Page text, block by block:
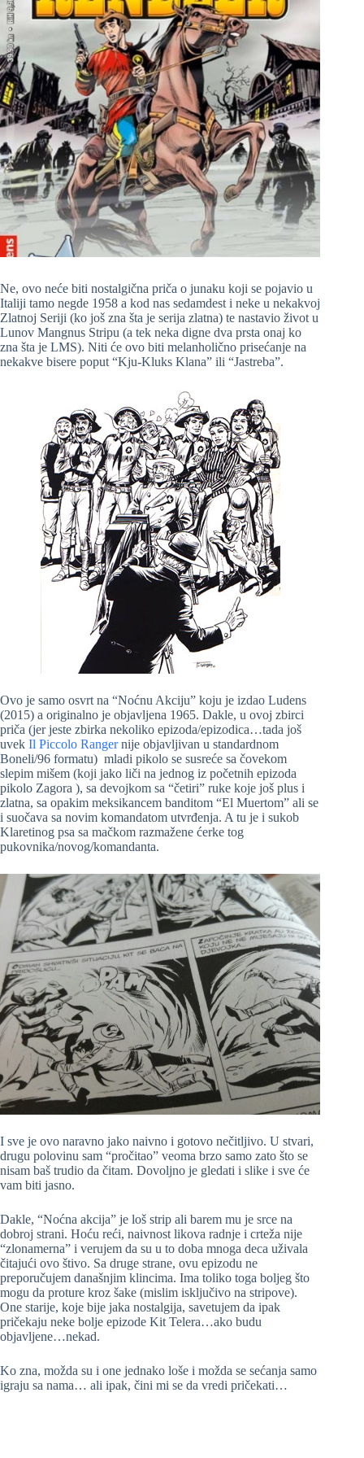
Ne, ovo neće biti nostalgična priča o junaku koji se pojavio u
Italiji tamo negde 1958 a kod nas sedamdest i neke u nekakvoj
Zlatnoj Seriji (ko još zna šta je serija zlatna) te nastavio život u
Lunov Mangnus Stripu (a tek neka digne dva prsta onaj ko
zna šta je LMS). Niti će ovo biti melanholično prisećanje na
nekakve bisere poput “Kju-Kluks Klana” ili “Jastreba”.
Ovo je samo osvrt na “Noćnu Akciju” koju je izdao Ludens
(2015) a originalno je objavljena 1965. Dakle, u ovoj zbirci
priča (jer jeste zbirka nekoliko epizoda/epizodica…tada još
uvek Il Piccolo Rangernije objavljivan u standardnom
Boneli/96 formatu) mladi pikolo se susreće sa čovekom
slepim mišem (koji jako liči na jednog iz početnih epizoda
pikolo Zagora ), sa devojkom sa “četiri” ruke koje još plus i
zlatna, sa opakim meksikancem banditom “El Muertom” ali se
i suočava sa novim komandatom utvrđenja. A tu je i sukob
Klaretinog psa sa mačkom razmažene ćerke tog
pukovnika/novog/komandanta.
I sve je ovo naravno jako naivno i gotovo nečitljivo. U stvari,
drugu polovinu sam “pročitao” veoma brzo samo zato što se
nisam baš trudio da čitam. Dovoljno je gledati i slike i sve će
vam biti jasno.
Dakle, “Noćna akcija” je loš strip ali barem mu je srce na
dobroj strani. Hoću reći, naivnost likova radnje i crteža nije
“zlonamerna” i verujem da su u to doba mnoga deca uživala
čitajući ovo štivo. Sa druge strane, ovu epizodu ne
preporučujem današnjim klincima. Ima toliko toga boljeg što
mogu da proture kroz šake (mislim isključivo na stripove).
One starije, koje bije jaka nostalgija, savetujem da ipak
pričekaju neke bolje epizode Kit Telera…ako budu
objavljene…nekad.
Ko zna, možda su i one jednako loše i možda se sećanja samo
igraju sa nama… ali ipak, čini mi se da vredi pričekati…